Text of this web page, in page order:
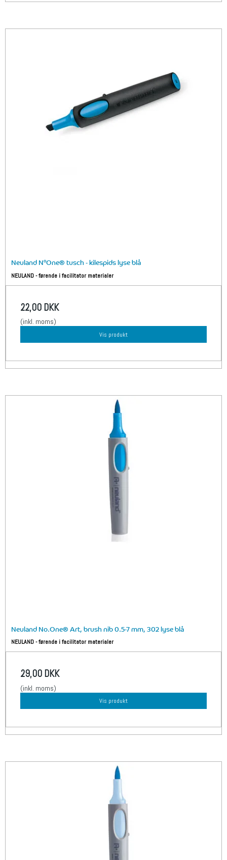
Neuland N°One® tusch - kilespids lyse blå
NEULAND - førende i facilitator materialer
22,00 DKK
(inkl. moms)
Vis produkt
Neuland No.One® Art, brush nib 0.5-7 mm, 302 lyse blå
NEULAND - førende i facilitator materialer
29,00 DKK
(inkl. moms)
Vis produkt